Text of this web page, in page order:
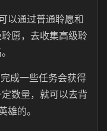
以通过普通聆愿和
愿，去收集高级聆
成一些任务会获得
数量，就可以去背
雄的。